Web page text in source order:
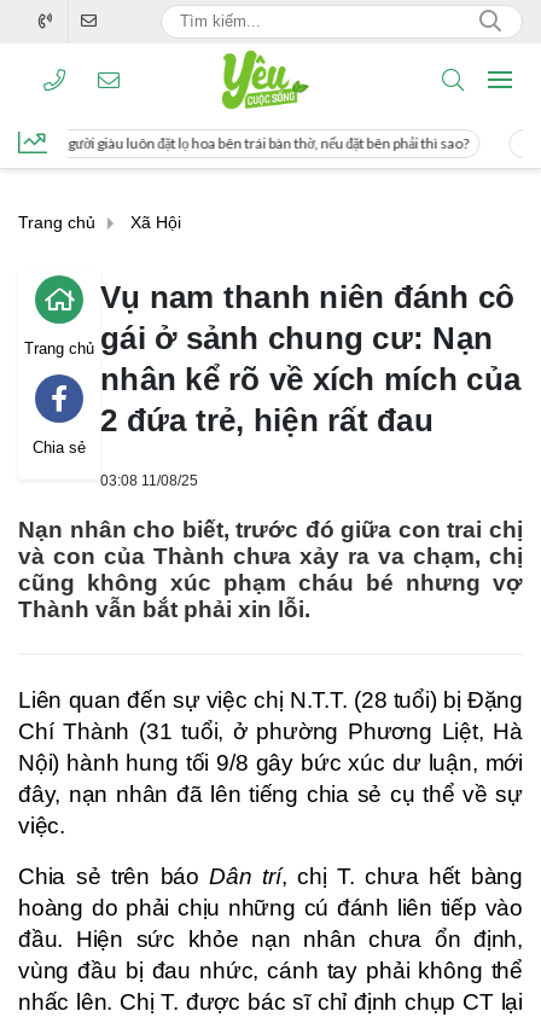
lọ hoa bên trái bàn thờ, nếu đặt bên phải thì sao? Cách uống nước mía
Trang chủ Xã Hội
Trang chủ
Chia sẻ
Vụ nam thanh niên đánh cô
gái ở sảnh chung cư: Nạn
nhân kể rõ về xích mích của
2 đứa trẻ, hiện rất đau
03:08 11/08/25
Nạn nhân cho biết, trước đó giữa con trai chị
và con của Thành chưa xảy ra va chạm, chị
cũng không xúc phạm cháu bé nhưng vợ
Thành vẫn bắt phải xin lỗi.
Liên quan đến sự việc chị N.T.T. (28 tuổi) bị Đặng
Chí Thành (31 tuổi, ở phường Phương Liệt, Hà
Nội) hành hung tối 9/8 gây bức xúc dư luận, mới
đây, nạn nhân đã lên tiếng chia sẻ cụ thể về sự
việc.
Chia sẻ trên báo Dân trí, chị T. chưa hết bàng
hoàng do phải chịu những cú đánh liên tiếp vào
đầu. Hiện sức khỏe nạn nhân chưa ổn định,
vùng đầu bị đau nhức, cánh tay phải không thể
nhấc lên. Chị T. được bác sĩ chỉ định chụp CT lại